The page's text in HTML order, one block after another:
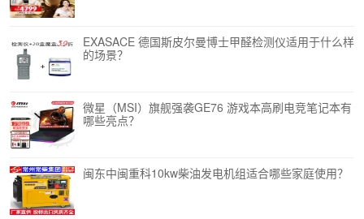
EXASACE 德国斯皮尔曼博士甲醛检测仪适用于什么样
的场景？
微星（MSI）旗舰强袭GE76 游戏本高刷电竞笔记本有
哪些亮点？
闽东中闽重科10kw柴油发电机组适合哪些家庭使用？